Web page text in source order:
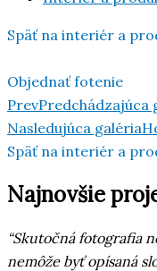
Späť na interiér a
Objednať fotenie
PrevPredchádzajúca
Nasledujúca galéria
Späť na interiér a
Najnovšie
“Skutočná fotografia
nemôže byť opísaná